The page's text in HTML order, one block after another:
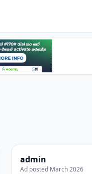
admin
Ad posted March 2026